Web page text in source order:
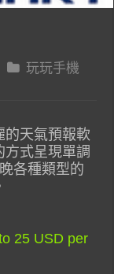
玩玩手機
的天氣預報軟
方式呈現單調
各種類型的